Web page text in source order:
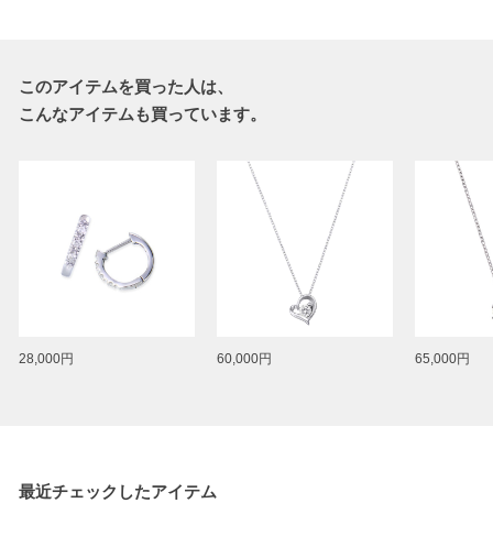
このアイテムを買った人は、
こんなアイテムも買っています。
28,000円 60,000円 65,000円
最近チェックしたアイテム